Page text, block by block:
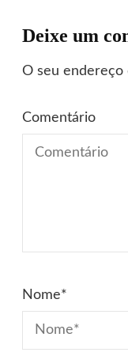
Deixe um
O seu endereço
Comentário
Nome*